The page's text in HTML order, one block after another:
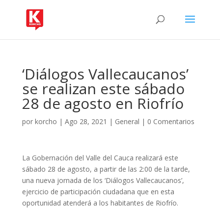
‘Diálogos Vallecaucanos’
se realizan este sábado
28 de agosto en Riofrío
por korcho | Ago 28, 2021 | General | 0 Comentarios
La Gobernación del Valle del Cauca realizará este
sábado 28 de agosto, a partir de las 2:00 de la tarde,
una nueva jornada de los ‘Diálogos Vallecaucanos’,
ejercicio de participación ciudadana que en esta
oportunidad atenderá a los habitantes de Riofrío.